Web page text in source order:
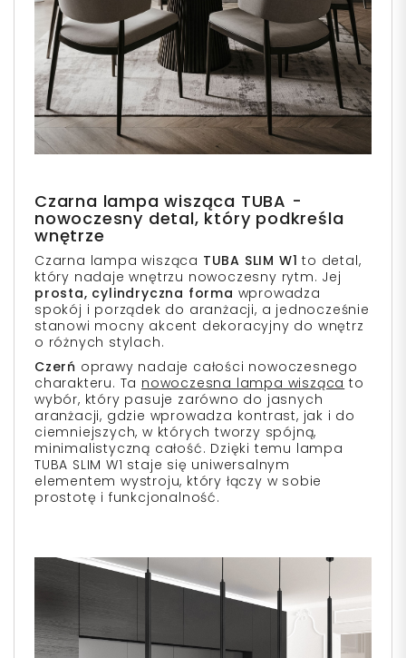
Czarna lampa wisząca TUBA -
nowoczesny detal, który podkreśla
wnętrze
Czarna lampa wisząca TUBA SLIM W1 to detal,
który nadaje wnętrzu nowoczesny rytm. Jej
prosta, cylindryczna forma wprowadza
spokój i porządek do aranżacji, a jednocześnie
stanowi mocny akcent dekoracyjny do wnętrz
o różnych stylach.
Czerń oprawy nadaje całości nowoczesnego
charakteru. Ta nowoczesna lampa wisząca to
wybór, który pasuje zarówno do jasnych
aranżacji, gdzie wprowadza kontrast, jak i do
ciemniejszych, w których tworzy spójną,
minimalistyczną całość. Dzięki temu lampa
TUBA SLIM W1 staje się uniwersalnym
elementem wystroju, który łączy w sobie
prostotę i funkcjonalność.